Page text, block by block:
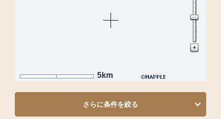
5km
さらに条件を絞る